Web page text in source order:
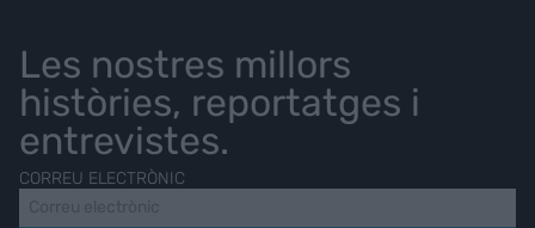
Les nostres millors
històries, reportatges i
entrevistes.
CORREU ELECTRÒNIC